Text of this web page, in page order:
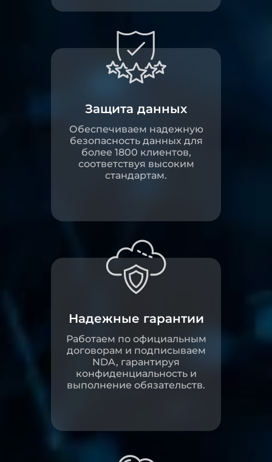
Защита данных
Обеспечиваем надежную
безопасность данных для
более 1800 клиентов,
соответствуя высоким
стандартам.
Надежные гарантии
Работаем по официальным
договорам и подписываем
NDA, гарантируя
конфиденциальность и
выполнение обязательств.